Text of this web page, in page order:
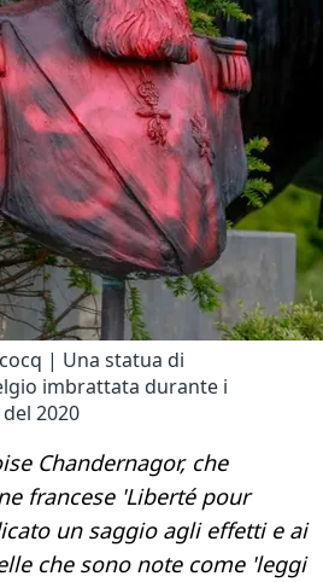
| Una statua di
imbrattata durante i
2020
Chandernagor, che
francese 'Liberté pour
un saggio agli effetti e ai
che sono note come 'leggi